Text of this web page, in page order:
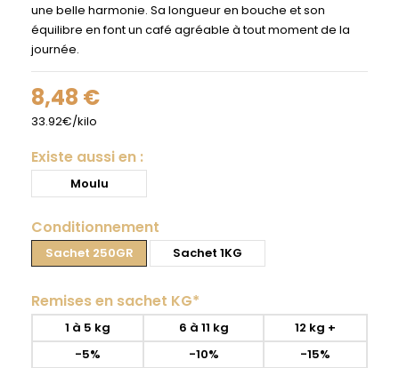
une belle harmonie. Sa longueur en bouche et son
équilibre en font un café agréable à tout moment de la
journée.
8,48 €
33.92€/kilo
Existe aussi en :
Moulu
Conditionnement
Sachet 250GR Sachet 1KG
Remises en sachet KG*
1 à 5 kg 6 à 11 kg
12 kg +
-5%
-10% -15%